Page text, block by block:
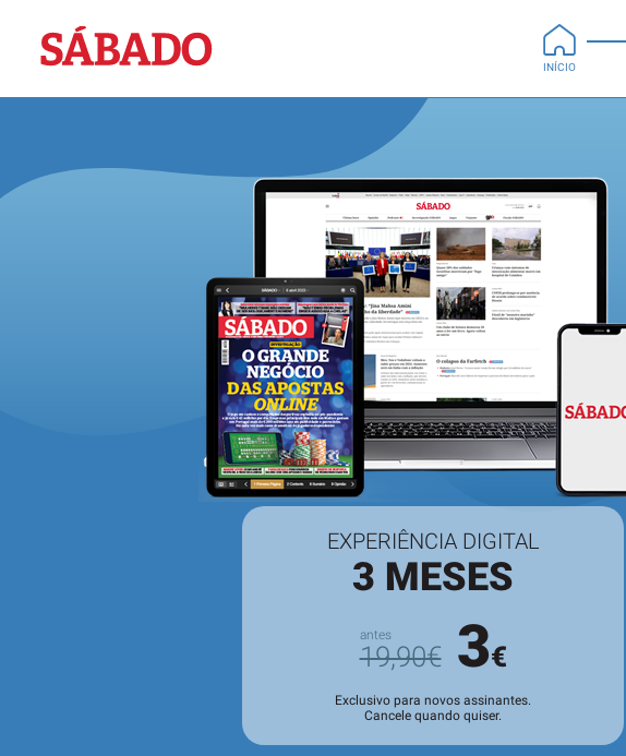
Sábado
INÍCIO
EXPERIÊNCIA DIGITAL
3 MESES
19,90€ 3€
Exclusivo para novos assinantes.
Cancele quando quiser.